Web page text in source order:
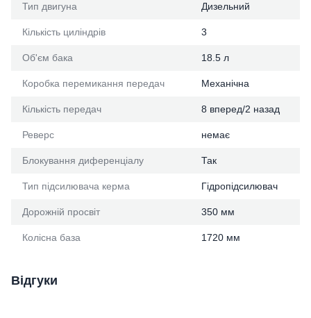
Тип двигуна Дизельний
Кількість циліндрів 3
Об'єм бака 18.5 л
Коробка перемикання передач Механічна
Кількість передач 8 вперед/2 назад
Реверс немає
Блокування диференціалу Так
Тип підсилювача керма Гідропідсилювач
Дорожній просвіт 350 мм
Колісна база 1720 мм
Відгуки